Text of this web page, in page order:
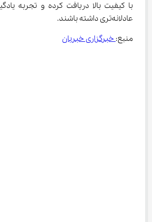
عادلانه‌تری داشته باشند.
منبع: خبرگزاری خبربان